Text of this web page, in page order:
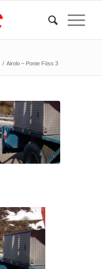
/ Airolo – Ponte Föss 3